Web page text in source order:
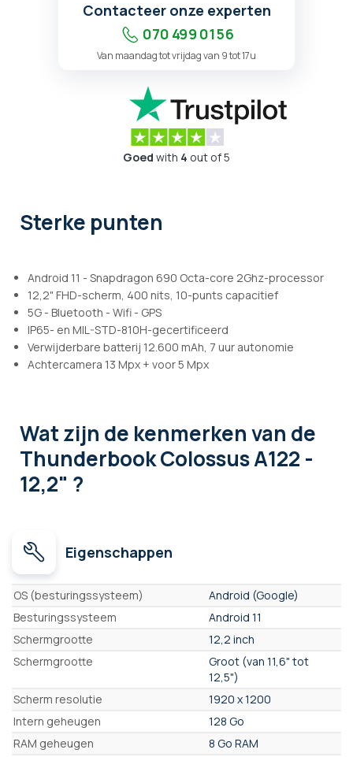
Contacteer onze experten
070 499 01 56
Van maandag tot vrijdag van 9 tot 17u
Goed with 4 out of 5
Sterke punten
Android 11 - Snapdragon 690 Octa-core 2Ghz-processor
12,2" FHD-scherm, 400 nits, 10-punts capacitief
5G - Bluetooth - Wifi - GPS
IP65- en MIL-STD-810H-gecertificeerd
Verwijderbare batterij 12.600 mAh, 7 uur autonomie
Achtercamera 13 Mpx + voor 5 Mpx
Wat zijn de kenmerkenvan de
Thunderbook Colossus A122 -
12,2" ?
Eigenschappen
Eigenschappen
OS (besturingssysteem)
Android (Google)
Besturingssysteem
Android 11
Schermgrootte
12,2 inch
Schermgrootte
Groot (van 11,6" tot
12,5")
Scherm resolutie
1920 x 1200
Intern geheugen
128 Go
RAM geheugen
8 Go RAM